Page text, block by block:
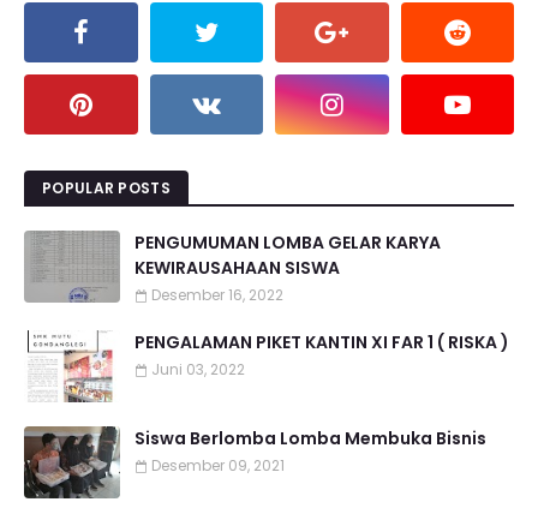
POPULAR POSTS
PENGUMUMAN LOMBA GELAR KARYA
KEWIRAUSAHAAN SISWA
Desember 16, 2022
PENGALAMAN PIKET KANTIN XI FAR 1 ( RISKA )
Juni 03, 2022
Siswa Berlomba Lomba Membuka Bisnis
Desember 09, 2021